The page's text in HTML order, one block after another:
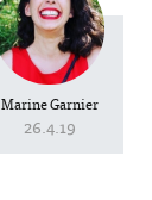
Marine Garnier
26.4.19